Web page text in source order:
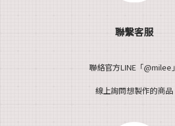
聯繫客服
聯絡官方LINE「@milee」
線上詢問想製作的商品